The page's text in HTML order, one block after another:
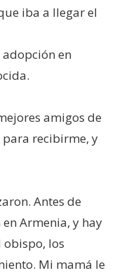
iba a llegar el
adopción en
amigos de
recibirme, y
Antes de
Armenia, y hay
obispo, los
Mi mamá le